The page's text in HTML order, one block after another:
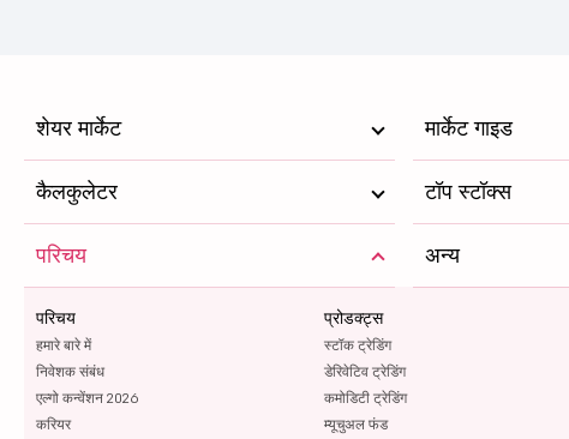
शेयर मार्केट मार्केट गाइड
कैलकुलेटर टॉप स्टॉक्स
परिचय
परिचय
हमारे बारे में
निवेशक संबंध
एल्गो कन्वेंशन 2026
करियर
प्रोडक्ट्स
स्टॉक ट्रेडिंग
डेरिवेटिव ट्रेडिंग
कमोडिटी ट्रेडिंग
म्यूचुअल फंड
अन्य